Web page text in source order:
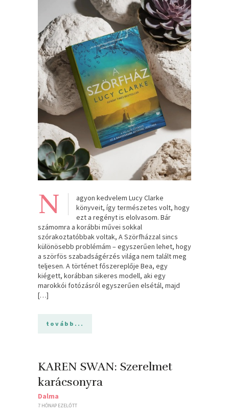
N
agyon kedvelem Lucy Clarke
könyveit, így természetes volt, hogy
ezt a regényt is elolvasom. Bár
számomra a korábbi művei sokkal
szórakoztatóbbak voltak, A Szörfházzal sincs
különösebb problémám – egyszerűen lehet, hogy
a szörfös szabadságérzés világa nem talált meg
teljesen. A történet főszereplője Bea, egy
kiégett, korábban sikeres modell, aki egy
marokkói fotózásról egyszerűen elsétál, majd
[…]
tovább...
KAREN SWAN: Szerelmet ​
karácsonyra
Dalma
7 HÓNAP EZELŐTT